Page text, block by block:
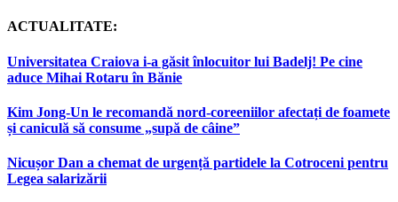
ACTUALITATE:
Universitatea Craiova i-a găsit înlocuitor lui Badelj! Pe cine
aduce Mihai Rotaru în Bănie
Kim Jong-Un le recomandă nord-coreeniilor afectați de foamete
și caniculă să consume „supă de câine”
Nicușor Dan a chemat de urgență partidele la Cotroceni pentru
Legea salarizării